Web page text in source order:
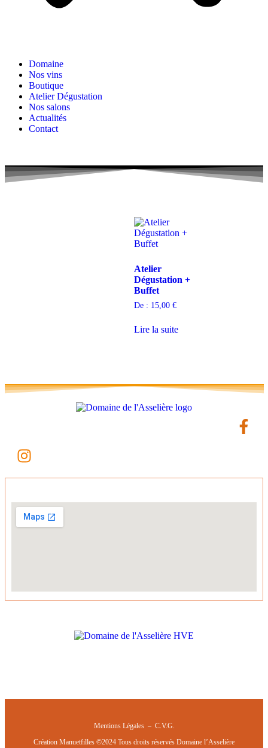
Domaine
Nos vins
Boutique
Atelier Dégustation
Nos salons
Actualités
Contact
Atelier
Dégustation +
Buffet
De : 15,00 €
Lire la suite
Mentions Légales – C.V.G.
Création Manuetfilles ©2024 Tous droits réservés Domaine l’Asselière